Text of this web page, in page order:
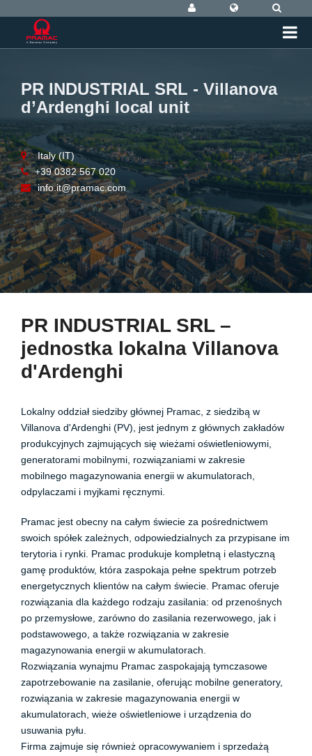
PR INDUSTRIAL SRL - Villanova
d’Ardenghi local unit
Italy (IT)
+39 0382 567 020
info.it@pramac.com
PR INDUSTRIAL SRL –
jednostka lokalna Villanova
d'Ardenghi
Lokalny oddział siedziby głównej Pramac, z siedzibą w
Villanova d'Ardenghi (PV), jest jednym z głównych zakładów
produkcyjnych zajmujących się wieżami oświetleniowymi,
generatorami mobilnymi, rozwiązaniami w zakresie
mobilnego magazynowania energii w akumulatorach,
odpylaczami i myjkami ręcznymi.
Pramac jest obecny na całym świecie za pośrednictwem
swoich spółek zależnych, odpowiedzialnych za przypisane im
terytoria i rynki. Pramac produkuje kompletną i elastyczną
gamę produktów, która zaspokaja pełne spektrum potrzeb
energetycznych klientów na całym świecie. Pramac oferuje
rozwiązania dla każdego rodzaju zasilania: od przenośnych
po przemysłowe, zarówno do zasilania rezerwowego, jak i
podstawowego, a także rozwiązania w zakresie
magazynowania energii w akumulatorach.
Rozwiązania wynajmu Pramac zaspokajają tymczasowe
zapotrzebowanie na zasilanie, oferując mobilne generatory,
rozwiązania w zakresie magazynowania energii w
akumulatorach, wieże oświetleniowe i urządzenia do
usuwania pyłu.
Firma zajmuje się również opracowywaniem i sprzedażą